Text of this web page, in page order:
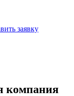
заявку
компания